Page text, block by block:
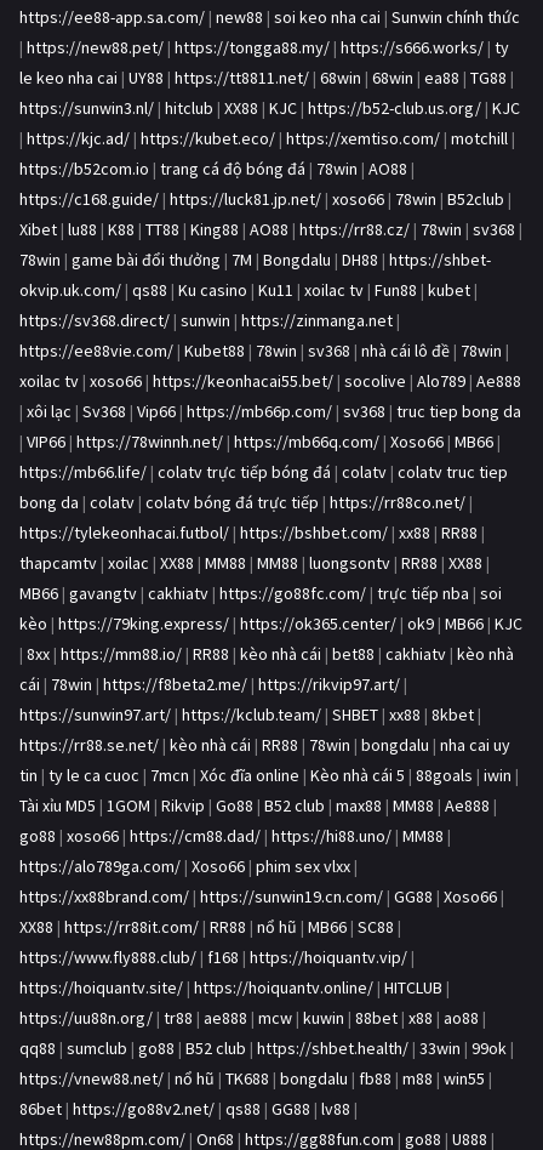
https://ee88-app.sa.com/ | new88 | soi keo nha cai | Sunwin chính thức
| https://new88.pet/ | https://tongga88.my/ | https://s666.works/ | ty
le keo nha cai | UY88 | https://tt8811.net/ | 68win | 68win | ea88 | TG88 |
https://sunwin3.nl/ | hitclub | XX88 | KJC | https://b52-club.us.org/ | KJC
| https://kjc.ad/ | https://kubet.eco/ | https://xemtiso.com/ | motchill |
https://b52com.io | trang cá độ bóng đá | 78win | AO88 |
https://c168.guide/ | https://luck81.jp.net/ | xoso66 | 78win | B52club |
Xibet | lu88 | K88 | TT88 | King88 | AO88 | https://rr88.cz/ | 78win | sv368 |
78win | game bài đổi thưởng | 7M | Bongdalu | DH88 | https://shbet-
okvip.uk.com/ | qs88 | Ku casino | Ku11 | xoilac tv | Fun88 | kubet |
https://sv368.direct/ | sunwin | https://zinmanga.net |
https://ee88vie.com/ | Kubet88 | 78win | sv368 | nhà cái lô đề | 78win |
xoilac tv | xoso66 | https://keonhacai55.bet/ | socolive | Alo789 | Ae888
| xôi lạc | Sv368 | Vip66 | https://mb66p.com/ | sv368 | truc tiep bong da
| VIP66 | https://78winnh.net/ | https://mb66q.com/ | Xoso66 | MB66 |
https://mb66.life/ | colatv trực tiếp bóng đá | colatv | colatv truc tiep
bong da | colatv | colatv bóng đá trực tiếp | https://rr88co.net/ |
https://tylekeonhacai.futbol/ | https://bshbet.com/ | xx88 | RR88 |
thapcamtv | xoilac | XX88 | MM88 | MM88 | luongsontv | RR88 | XX88 |
MB66 | gavangtv | cakhiatv | https://go88fc.com/ | trực tiếp nba | soi
kèo | https://79king.express/ | https://ok365.center/ | ok9 | MB66 | KJC
| 8xx | https://mm88.io/ | RR88 | kèo nhà cái | bet88 | cakhiatv | kèo nhà
cái | 78win | https://f8beta2.me/ | https://rikvip97.art/ |
https://sunwin97.art/ | https://kclub.team/ | SHBET | xx88 | 8kbet |
https://rr88.se.net/ | kèo nhà cái | RR88 | 78win | bongdalu | nha cai uy
tin | ty le ca cuoc | 7mcn | Xóc đĩa online | Kèo nhà cái 5 | 88goals | iwin |
Tài xỉu MD5 | 1GOM | Rikvip | Go88 | B52 club | max88 | MM88 | Ae888 |
go88 | xoso66 | https://cm88.dad/ | https://hi88.uno/ | MM88 |
https://alo789ga.com/ | Xoso66 | phim sex vlxx |
https://xx88brand.com/ | https://sunwin19.cn.com/ | GG88 | Xoso66 |
XX88 | https://rr88it.com/ | RR88 | nổ hũ | MB66 | SC88 |
https://www.fly888.club/ | f168 | https://hoiquantv.vip/ |
https://hoiquantv.site/ | https://hoiquantv.online/ | HITCLUB |
https://uu88n.org/ | tr88 | ae888 | mcw | kuwin | 88bet | x88 | ao88 |
qq88 | sumclub | go88 | B52 club | https://shbet.health/ | 33win | 99ok |
https://vnew88.net/ | nổ hũ | TK688 | bongdalu | fb88 | m88 | win55 |
86bet | https://go88v2.net/ | qs88 | GG88 | lv88 |
https://new88pm.com/ | On68 | https://gg88fun.com | go88 | U888 |